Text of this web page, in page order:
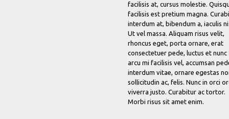
facilisis at, cursus molestie.
facilisis est pretium magna.
interdum at, bibendum a, iaculis
Ut vel massa. Aliquam risus velit,
rhoncus eget, porta ornare, erat
consectetuer pede, luctus et nunc
arcu mi facilisis vel, accumsan
interdum vitae, ornare egestas
sollicitudin ac, felis. Nunc in orci
viverra justo. Curabitur ac tortor.
Morbi risus sit amet enim.